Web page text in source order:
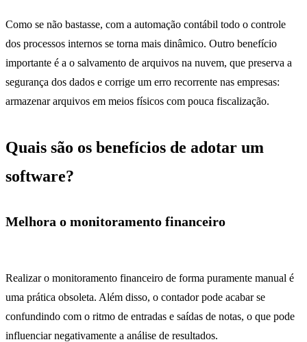
Como se não bastasse, com a automação contábil todo o controle
dos processos internos se torna mais dinâmico. Outro benefício
importante é a o salvamento de arquivos na nuvem, que preserva a
segurança dos dados e corrige um erro recorrente nas empresas:
armazenar arquivos em meios físicos com pouca fiscalização.
Quais são os benefícios de adotar um
software?
Melhora o monitoramento financeiro
Realizar o monitoramento financeiro de forma puramente manual é
uma prática obsoleta. Além disso, o contador pode acabar se
confundindo com o ritmo de entradas e saídas de notas, o que pode
influenciar negativamente a análise de resultados.